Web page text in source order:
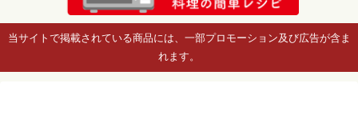
当サイトで掲載されている商品には、一部プロモーション及び広告が含ま
れます。